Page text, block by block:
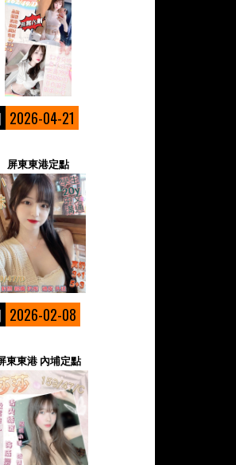
2026-04-21
屏東東港定點
2026-02-08
東東港 內埔定點